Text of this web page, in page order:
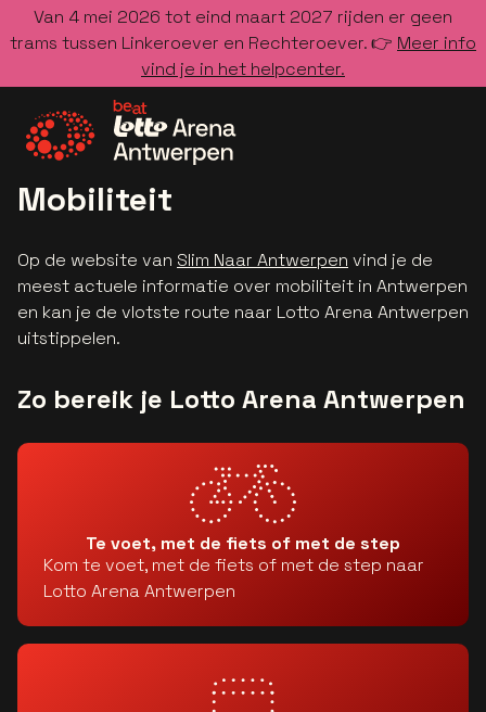
Van 4 mei 2026 tot eind maart 2027 rijden er geen
trams tussen Linkeroever en Rechteroever. 👉 Meer info
vind je in het helpcenter.
Mobiliteit
Op de website van Slim Naar Antwerpen vind je de
meest actuele informatie over mobiliteit in Antwerpen
en kan je de vlotste route naar Lotto Arena Antwerpen
uitstippelen.
Zo bereik je Lotto Arena Antwerpen
Te voet, met de fiets of met de step
Kom te voet, met de fiets of met de step naar
Lotto Arena Antwerpen